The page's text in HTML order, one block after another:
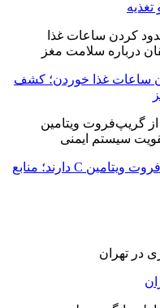
ساعات غذا خوردن؛ کشف
۷ ماده غذایی که بیشتر از گریپ‌فروت ویتامین C دارند؛ منابع